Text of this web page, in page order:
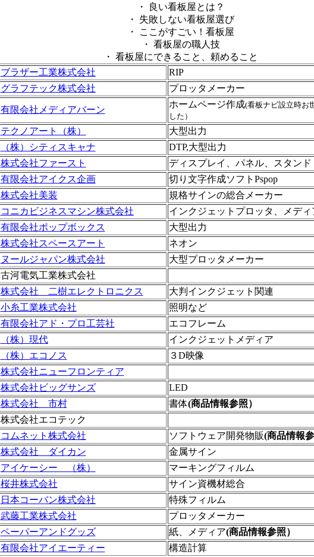
・ 良い看板屋とは？
・ 失敗しない看板屋選び
・ ここがすごい！看板屋
・ 看板屋の職人技
・ 看板屋にできること、頼めること
ブラザー工業株式会社
RIP
グラフテック株式会社
プロッタメーカー
有限会社メディアバーン
ホームページ作成(看板ナビ設立時お
した）
テクノアート（株）
大型出力
（株）シティスキャナ
DTP,大型出力
株式会社ファースト
ディスプレイ、パネル、スタンド
有限会社アイクス企画
切り文字作成ソフトPspop
株式会社美装
規格サインの総合メーカー
コニカビジネスマシン株式会社
インクジェットプロッタ、メディ
有限会社ポップボックス
大型出力
株式会社スペースアート
ネオン
ヌールジャパン株式会社
大型プロッタメーカー
古河電気工業株式会社
株式会社 二樹エレクトロニクス
大判インクジェット関連
小糸工業株式会社
照明など
有限会社アド・プロ工芸社
エコフレーム
（株）現代
インクジェットメディア
（株）エコノス
３D映像
株式会社ニューフロンティア
株式会社ビッグサンズ
LED
株式会社 市村
書体(商品情報参照）
株式会社エコテック
コムネット株式会社
ソフトウェア開発物販(商品情報
株式会社 ダイカン
金属サイン
アイケーシー （株）
マーキングフィルム
桜井株式会社
サイン資機材総合
日本コーバン株式会社
特殊フィルム
武藤工業株式会社
プロッタメーカー
ペーパーアンドグッズ
紙、メディア(商品情報参照）
有限会社アイエーティー
構造計算